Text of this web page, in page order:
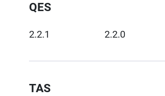
QES
2.2.1 2.2.0
TAS